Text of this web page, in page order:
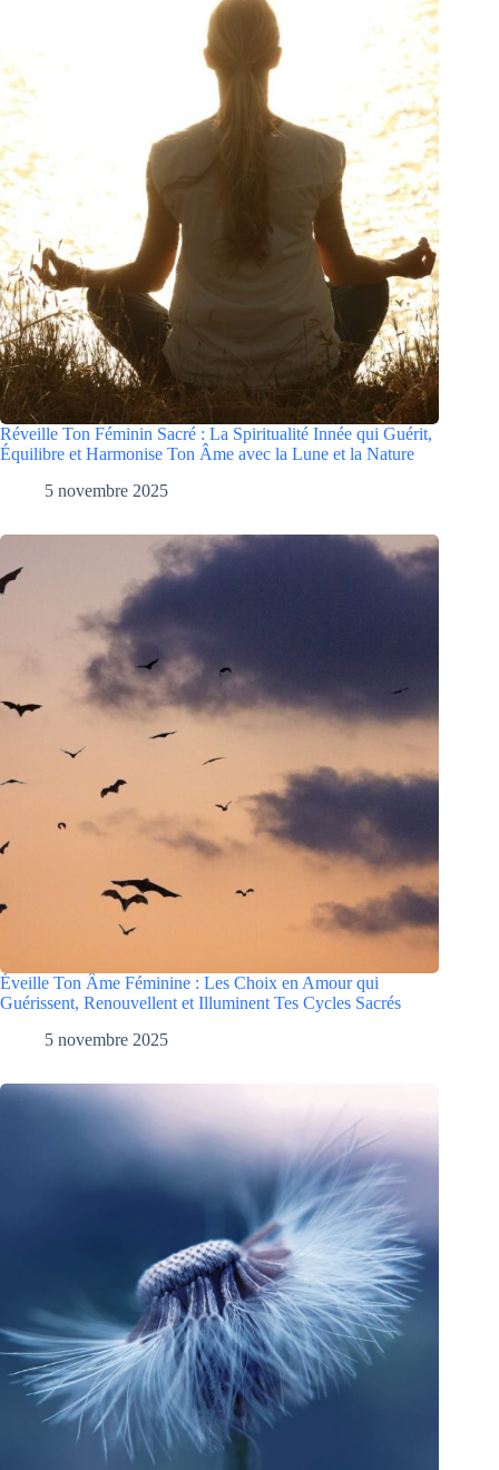
Réveille Ton Féminin Sacré : La Spiritualité Innée qui Guérit,
Équilibre et Harmonise Ton Âme avec la Lune et la Nature
5 novembre 2025
Éveille Ton Âme Féminine : Les Choix en Amour qui
Guérissent, Renouvellent et Illuminent Tes Cycles Sacrés
5 novembre 2025